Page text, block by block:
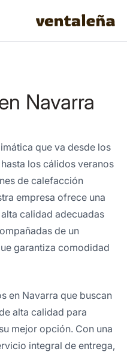
Navarra
que va desde los
los cálidos veranos
de calefacción
empresa ofrece una
calidad adecuadas
de un
garantiza comodidad
en Navarra que buscan
alta calidad para
mejor opción. Con una
integral de entrega,